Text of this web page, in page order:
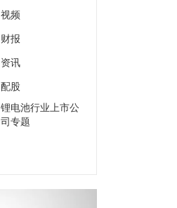
视频
财报
资讯
配股
锂电池行业上市公
司专题